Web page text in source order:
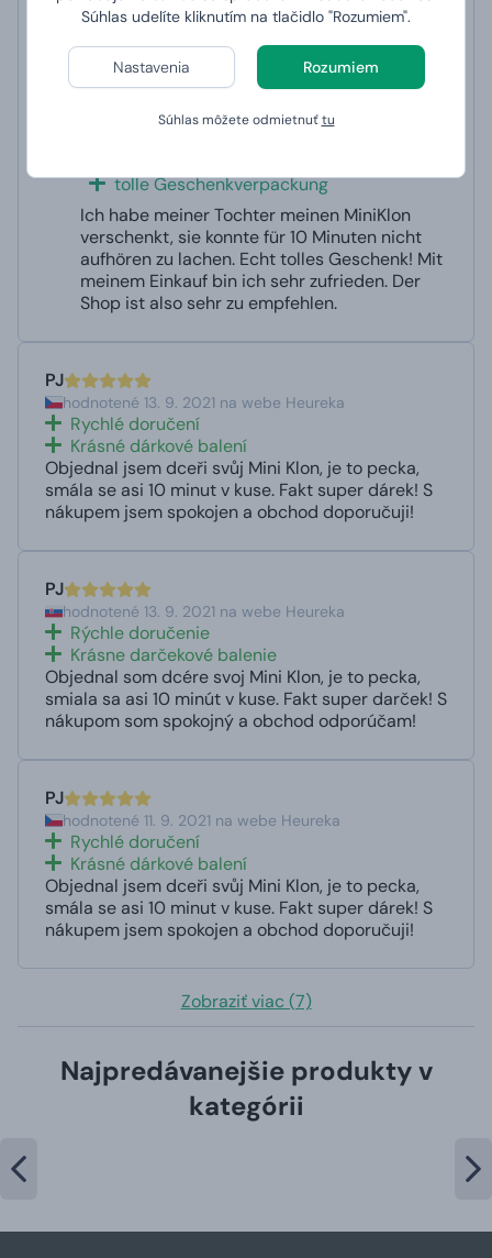
Súhlas udelíte kliknutím na tlačidlo "Rozumiem".
Nastavenia Rozumiem
Súhlas môžete odmietnuťtu
Dala jsem dceři MiniKlon jako dárek a ona se 10
minut nemohla přestat smát. Opravdu skvělý
dárek! S nákupem jsem velmi spokojená. Obchod
proto vřele doporučuji.
Automaticky preložené s využitím Deepl
Zobraziť pôvodný
text
tolle Geschenkverpackung
Ich habe meiner Tochter meinen MiniKlon
verschenkt, sie konnte für 10 Minuten nicht
aufhören zu lachen. Echt tolles Geschenk! Mit
meinem Einkauf bin ich sehr zufrieden. Der
Shop ist also sehr zu empfehlen.
PJ
hodnotené 13. 9. 2021 na webe Heureka
Rychlé doručení
Krásné dárkové balení
Objednal jsem dceři svůj Mini Klon, je to pecka,
smála se asi 10 minut v kuse. Fakt super dárek! S
nákupem jsem spokojen a obchod doporučuji!
PJ
hodnotené 13. 9. 2021 na webe Heureka
Rýchle doručenie
Krásne darčekové balenie
Objednal som dcére svoj Mini Klon, je to pecka,
smiala sa asi 10 minút v kuse. Fakt super darček! S
nákupom som spokojný a obchod odporúčam!
PJ
hodnotené 11. 9. 2021 na webe Heureka
Rychlé doručení
Krásné dárkové balení
Objednal jsem dceři svůj Mini Klon, je to pecka,
smála se asi 10 minut v kuse. Fakt super dárek! S
nákupem jsem spokojen a obchod doporučuji!
Zobraziť viac (7)
Najpredávanejšie produkty v
kategórii